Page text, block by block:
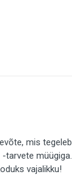
mis tegeleb
tarvete müügiga.
vajalikku!